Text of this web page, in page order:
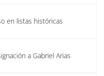
en listas históricas
a Gabriel Arias